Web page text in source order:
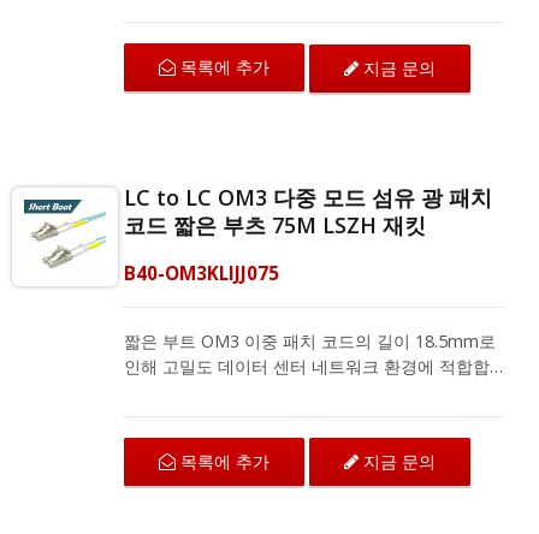
는 구부림 저항 섬유로 뛰어난 기계적 보호와 IEC
및 ANSI/TIA 표준에 따른 우수한 전송 품질을 제공
합니다. 다중 모드 이중 패치 코드는 지역 네트워크,
광섬유 통신 시스템 및 CATV 응용 프로그램을 위
목록에 추가 지금 문의
LC to LC OM3 다중 모드 섬유 광 패치
코드 짧은 부츠 75M LSZH 재킷
B40-OM3KLIJJ075
짧은 부트 OM3 이중 패치 코드의 길이 18.5mm로
인해 고밀도 데이터 센터 네트워크 환경에 적합합
는 구부림 저항 섬유로 뛰어난 기계적 보호와 IEC
및 ANSI/TIA 표준에 따른 우수한 전송 품질을 제공
합니다. 다중 모드 이중 패치 코드는 지역 네트워크,
광섬유 통신 시스템 및 CATV 응용 프로그램을 위
목록에 추가 지금 문의